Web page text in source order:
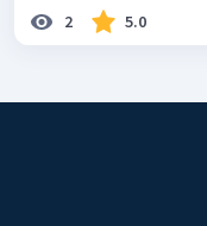
2 5.0